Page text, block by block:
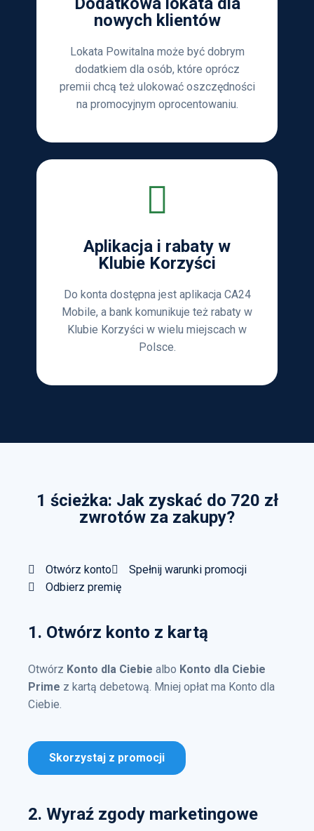
nowych klientów
Lokata Powitalna może być dobrym
dodatkiem dla osób, które oprócz
premii chcą też ulokować oszczędności
na promocyjnym oprocentowaniu.
Aplikacja i rabaty w
Klubie Korzyści
Do konta dostępna jest aplikacja CA24
Mobile, a bank komunikuje też rabaty w
Klubie Korzyści w wielu miejscach w
Polsce.
1 ścieżka: Jak zyskać do 720 zł
zwrotów za zakupy?
Otwórz konto
Spełnij warunki promocji
Odbierz premię
1. Otwórz konto z kartą
Otwórz Konto dla Ciebie albo Konto dla Ciebie
Prime z kartą debetową. Mniej opłat ma Konto dla
Ciebie.
Skorzystaj z promocji
2. Wyraź zgody marketingowe